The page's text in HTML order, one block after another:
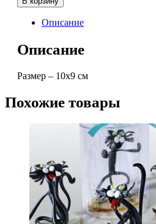
Описание
Описание
Размер – 10х9 см
Похожие товары